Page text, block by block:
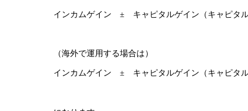
インカムゲイン ± キャピタルゲイン（キャピタ
（海外で運用する場合は）
インカムゲイン ± キャピタルゲイン（キャピタ